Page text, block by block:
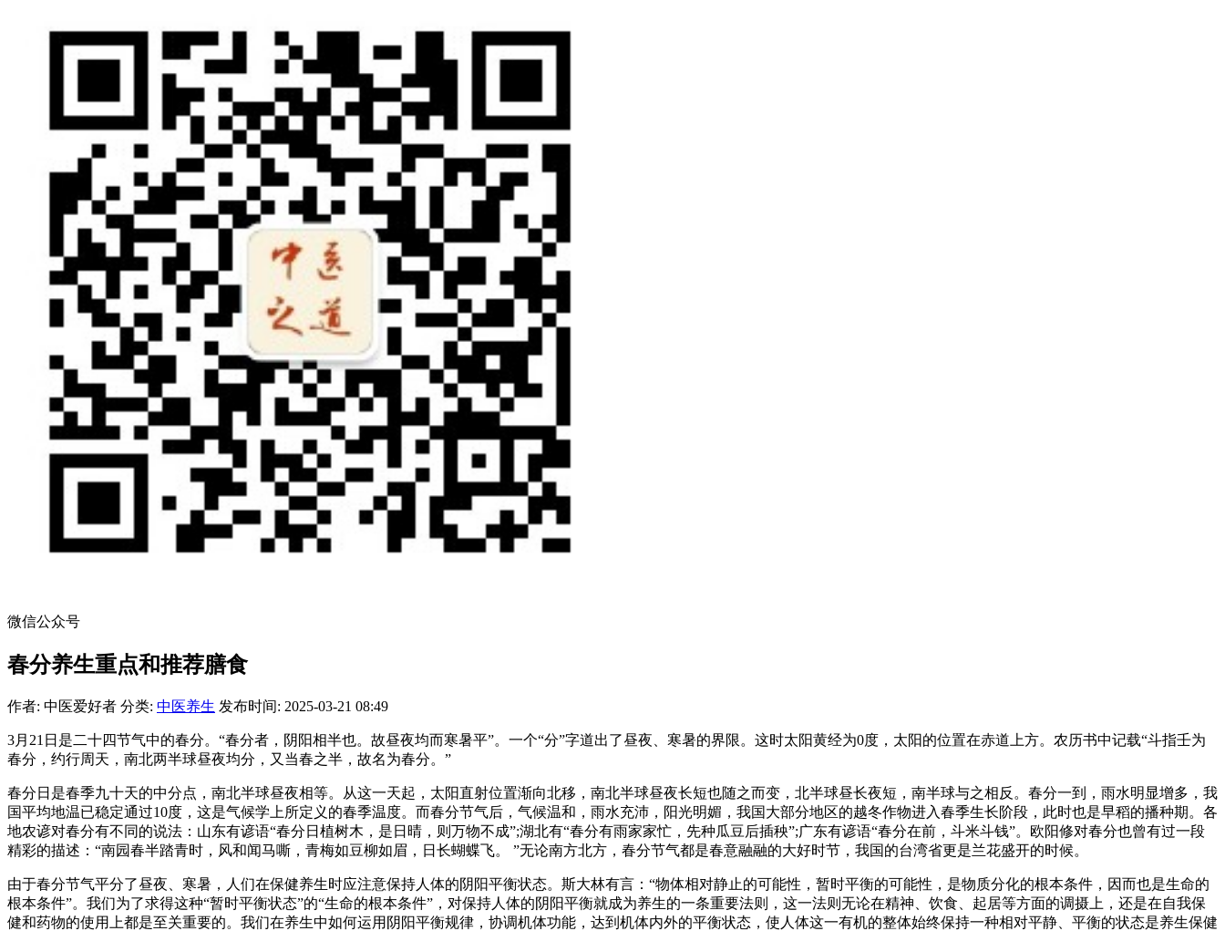
微信公众号
春分养生重点和推荐膳食
作者: 中医爱好者 分类: 中医养生 发布时间: 2025-03-21 08:49
3月21日是二十四节气中的春分。“春分者，阴阳相半也。故昼夜均而寒暑平”。一个“分”字道出了昼夜、寒暑的界限。这时太阳黄经为0度，太阳的位置在赤道上方。农历书中记载“斗指壬为
春分，约行周天，南北两半球昼夜均分，又当春之半，故名为春分。”
春分日是春季九十天的中分点，南北半球昼夜相等。从这一天起，太阳直射位置渐向北移，南北半球昼夜长短也随之而变，北半球昼长夜短，南半球与之相反。春分一到，雨水明显增多，我
国平均地温已稳定通过10度，这是气候学上所定义的春季温度。而春分节气后，气候温和，雨水充沛，阳光明媚，我国大部分地区的越冬作物进入春季生长阶段，此时也是早稻的播种期。各
地农谚对春分有不同的说法：山东有谚语“春分日植树木，是日晴，则万物不成”;湖北有“春分有雨家家忙，先种瓜豆后插秧”;广东有谚语“春分在前，斗米斗钱”。欧阳修对春分也曾有过一段
精彩的描述：“南园春半踏青时，风和闻马嘶，青梅如豆柳如眉，日长蝴蝶飞。 ”无论南方北方，春分节气都是春意融融的大好时节，我国的台湾省更是兰花盛开的时候。
由于春分节气平分了昼夜、寒暑，人们在保健养生时应注意保持人体的阴阳平衡状态。斯大林有言：“物体相对静止的可能性，暂时平衡的可能性，是物质分化的根本条件，因而也是生命的
根本条件”。我们为了求得这种“暂时平衡状态”的“生命的根本条件”，对保持人体的阴阳平衡就成为养生的一条重要法则，这一法则无论在精神、饮食、起居等方面的调摄上，还是在自我保
健和药物的使用上都是至关重要的。我们在养生中如何运用阴阳平衡规律，协调机体功能，达到机体内外的平衡状态，使人体这一有机的整体始终保持一种相对平静、平衡的状态是养生保健